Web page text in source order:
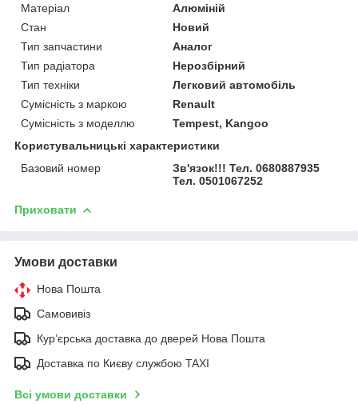
Матеріал
Алюміній
Стан
Новий
Тип запчастини
Аналог
Тип радіатора
Нерозбірний
Тип техніки
Легковий автомобіль
Сумісність з маркою
Renault
Сумісність з моделлю
Tempest, Kangoo
Користувальницькі характеристики
Базовий номер
Зв'язок!!! Тел. 0680887935
Тел. 0501067252
Приховати
Умови доставки
Нова Пошта
Самовивіз
Курʼєрська доставка до дверей Нова Пошта
Доставка по Києву службою TAXI
Всі умови доставки